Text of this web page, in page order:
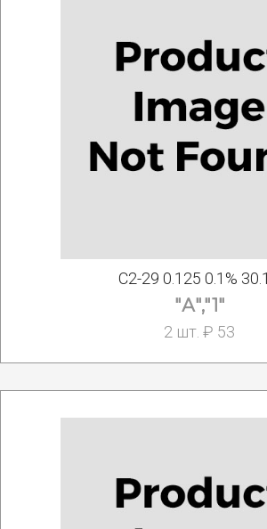
С2-29 0.125 0.1%
"А","1"
2 шт. ₽ 53